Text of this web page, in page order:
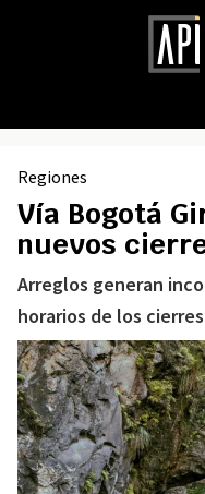
Regiones
Vía Bogotá
nuevos
Arreglos generan
horarios de los